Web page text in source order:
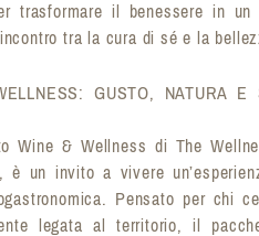
trasformare il benessere in un
tra la cura di sé e la
GUSTO, NATURA E
Wine & Wellness di The
è un invito a vivere
Pensato per chi
legata al territorio, il